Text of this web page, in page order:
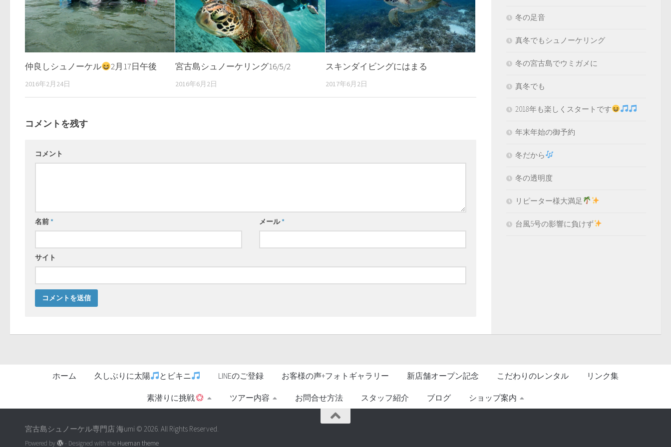
仲良しシュノーケル 2月17日午後
2016年2月24日
宮古島シュノーケリング16/5/2
2016年6月2日
スキンダイビングにはまる
2017年6月2日
コメントを残す
コメント
名前* メール*
サイト
冬の足音
真冬でもシュノーケリング
冬の宮古島でウミガメに
真冬でも
2018年も楽しくスタートです
年末年始の御予約
冬だから
冬の透明度
リピーター様大満足
台風5号の影響に負けず
ホーム 久しぶりに太陽 とビキニ LINEのご登録 お客様の声+フォトギャラリー 新店舗オープン記念 こだわりのレンタル リンク集
素潜りに挑戦 ツアー内容 お問合せ方法 スタッフ紹介 ブログ ショップ案内
宮古島シュノーケル専門店 海umi © 2026. All Rights Reserved.
Powered by - Designed with the Hueman theme